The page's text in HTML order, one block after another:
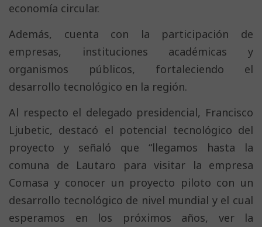
economía circular.
Además, cuenta con la participación de
empresas, instituciones académicas y
organismos públicos, fortaleciendo el
desarrollo tecnológico en la región.
Al respecto el delegado presidencial, Francisco
Ljubetic, destacó el potencial tecnológico del
proyecto y señaló que “llegamos hasta la
comuna de Lautaro para visitar la empresa
Comasa y conocer un proyecto piloto con un
desarrollo tecnológico de nivel mundial y el cual
esperamos en los próximos años, ver la